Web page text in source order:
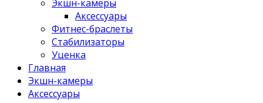
Экшн-камеры
Аксессуары
Фитнес-браслеты
Стабилизаторы
Уценка
Главная
Экшн-камеры
Аксессуары